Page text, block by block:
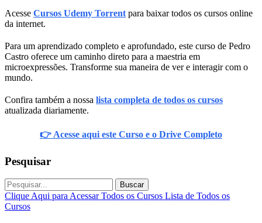
Acesse Cursos Udemy Torrent para baixar todos os cursos online
da internet.
Para um aprendizado completo e aprofundado, este curso de Pedro
Castro oferece um caminho direto para a maestria em
microexpressões. Transforme sua maneira de ver e interagir com o
mundo.
Confira também a nossa lista completa de todos os cursos
atualizada diariamente.
👉 Acesse aqui este Curso e o Drive Completo
Pesquisar
Buscar
Clique Aqui para Acessar Todos os Cursos Lista de Todos os
Cursos